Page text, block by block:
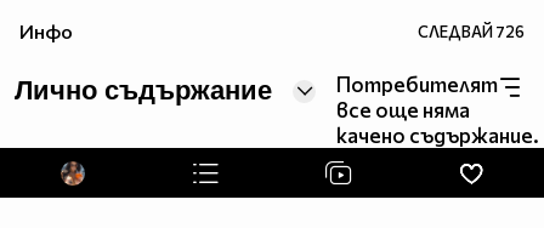
Инфо СЛЕДВАЙ726
Лично съдържание
Потребителят
все още няма
качено съдържание.